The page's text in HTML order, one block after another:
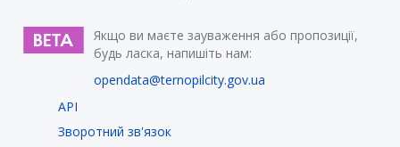
Якщо ви маєте зауваження або пропозиції,
будь ласка, напишіть нам:
opendata@ternopilcity.gov.ua
API
Зворотний зв'язок